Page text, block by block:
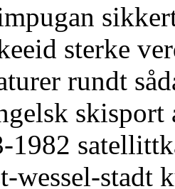
sterke
rundt
1982
wessel-stadt